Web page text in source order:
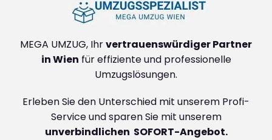
MEGA UMZUG, Ihrvertrauenswürdiger Partner
in Wien für effiziente und professionelle
Umzugslösungen.
Erleben Sie den Unterschied mit unserem Profi-
Service und sparen Sie mit unserem
unverbindlichen SOFORT-Angebot.